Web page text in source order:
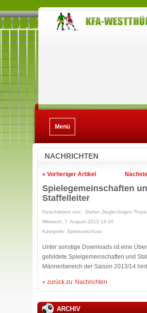
Menü
NACHRICHTEN
« Vorheriger Artikel
Spielegemeinschaften
Staffelleiter
Geschrieben von: Stefan Ziegle/Jürgen Thara
Mittwoch, 7. August 2013 14:16
Kategorie: Spielausschuss
Unter sonstige Downloads ist eine
gebildete Spielgemeinschaften und
Männerbereich der Saison 2013/14
« zurück zu: Nachrichten
ARCHIV